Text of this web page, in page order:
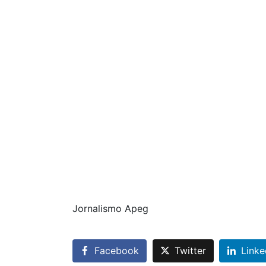
Jornalismo Apeg
Facebook Twitter